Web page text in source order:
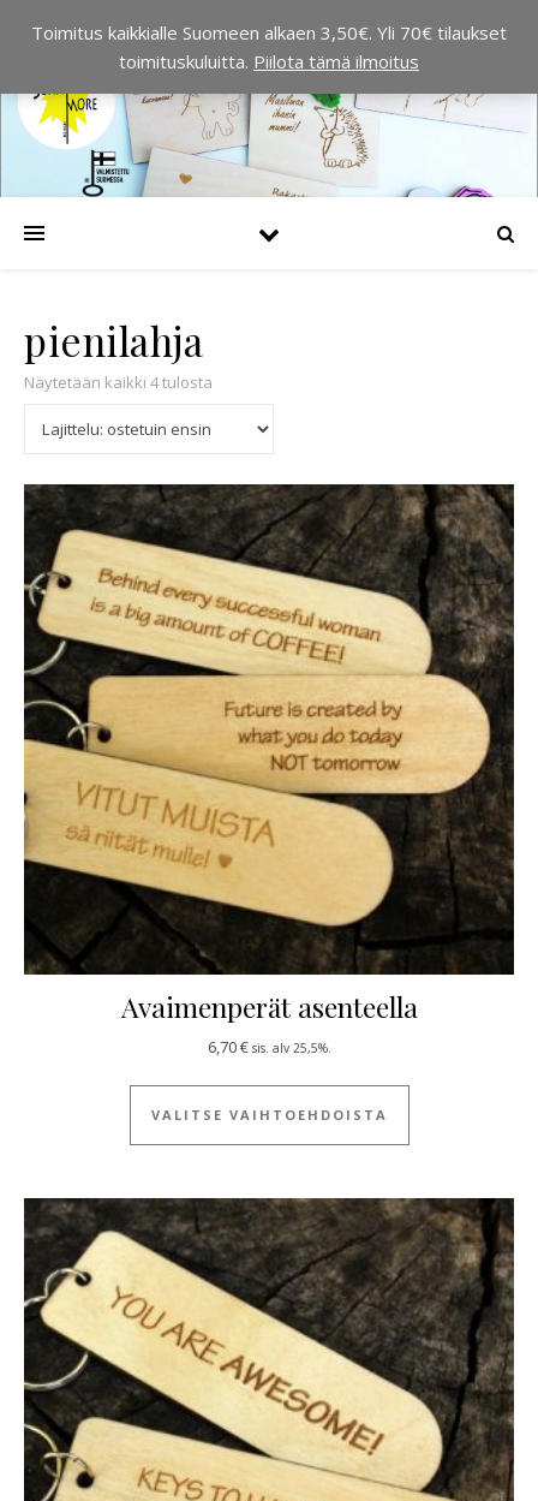
pienilahja
Näytetään kaikki 4 tulosta
Avaimenperät asenteella
6,70€ sis. alv 25,5%.
VALITSE VAIHTOEHDOISTA
Tällä tuotteella
Toimitus kaikkialle Suomeen alkaen 3,50€. Yli 70€ tilaukset
toimituskuluitta. Piilota tämä ilmoitus